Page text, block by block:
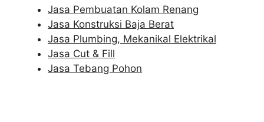
Jasa Pembuatan Kolam Renang
Jasa Konstruksi Baja Berat
Jasa Plumbing, Mekanikal Elektrikal
Jasa Cut & Fill
Jasa Tebang Pohon